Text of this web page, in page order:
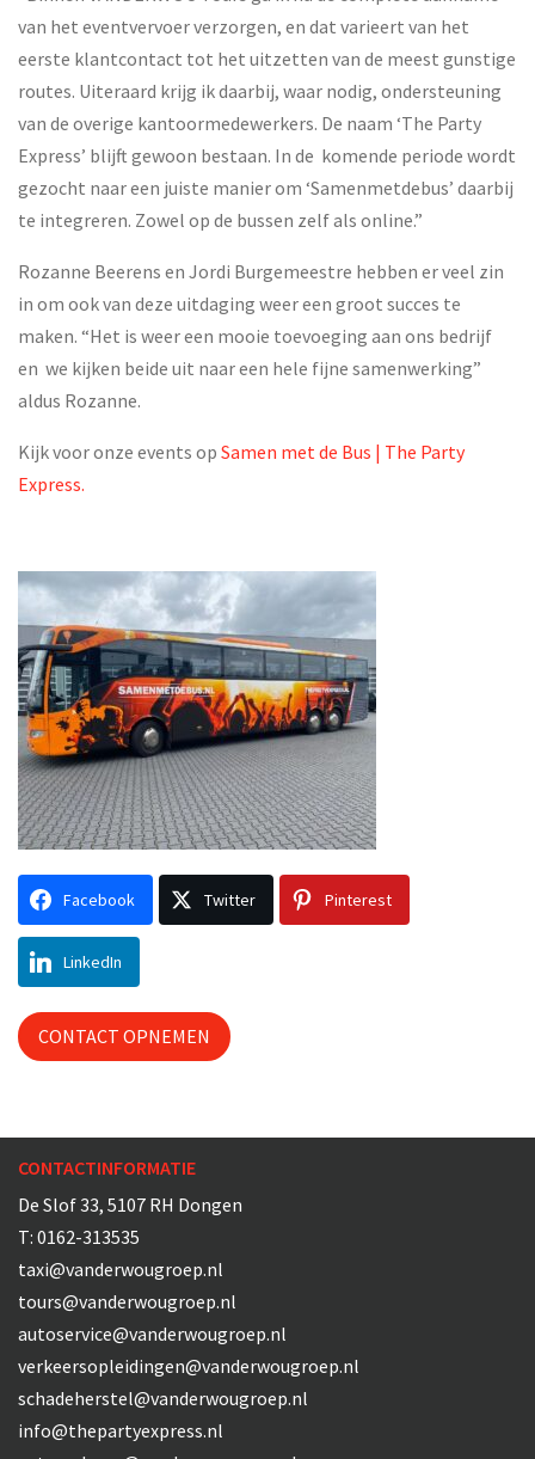
van het eventvervoer verzorgen, en dat varieert van het
eerste klantcontact tot het uitzetten van de meest gunstige
routes. Uiteraard krijg ik daarbij, waar nodig, ondersteuning
van de overige kantoormedewerkers. De naam ‘The Party
Express’ blijft gewoon bestaan. In de komende periode wordt
gezocht naar een juiste manier om ‘Samenmetdebus’ daarbij
te integreren. Zowel op de bussen zelf als online.”
Rozanne Beerens en Jordi Burgemeestre hebben er veel zin
in om ook van deze uitdaging weer een groot succes te
maken. “Het is weer een mooie toevoeging aan ons bedrijf
en we kijken beide uit naar een hele fijne samenwerking”
aldus Rozanne.
Kijk voor onze events op Samen met de Bus | The Party
Express.
Facebook Twitter Pinterest
LinkedIn
CONTACT OPNEMEN
CONTACTINFORMATIE
De Slof 33, 5107 RH Dongen
T: 0162-313535
taxi@vanderwougroep.nl
tours@vanderwougroep.nl
autoservice@vanderwougroep.nl
verkeersopleidingen@vanderwougroep.nl
schadeherstel@vanderwougroep.nl
info@thepartyexpress.nl